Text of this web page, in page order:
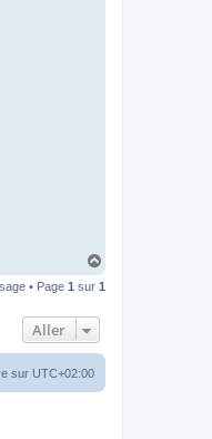
u
• Page 1 sur 1
Aller
sur UTC+02:00